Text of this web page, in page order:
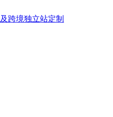
跨境独立站定制